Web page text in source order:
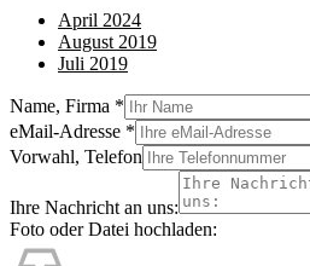
April 2024
August 2019
Juli 2019
Name, Firma *
eMail-Adresse *
Vorwahl, Telefon
Ihre Nachricht an uns:
Foto oder Datei hochladen: